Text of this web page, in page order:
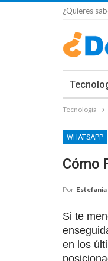
¿Quieres
Tecnologia
WHATSAPP
Cómo
Por Estefania
Si te
en los